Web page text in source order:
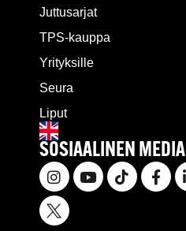
Juttusarjat
TPS-kauppa
Yrityksille
Seura
Liput
SOSIAALINEN MEDIA